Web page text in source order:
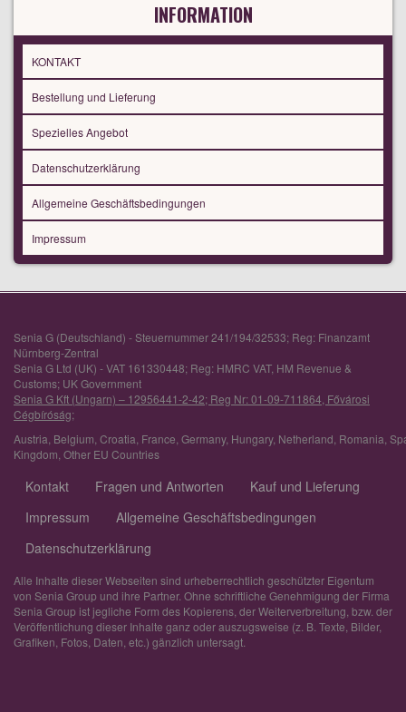
INFORMATION
KONTAKT
Bestellung und Lieferung
Spezielles Angebot
Datenschutzerklärung
Allgemeine Geschäftsbedingungen
Impressum
Senia G (Deutschland) - Steuernummer 241/194/32533; Reg: Finanzamt
Nürnberg-Zentral
Senia G Ltd (UK) - VAT 161330448; Reg: HMRC VAT, HM Revenue &
Customs; UK Government
Senia G Kft (Ungarn) – 12956441-2-42; Reg Nr: 01-09-711864, Fővárosi
Cégbíróság;
Austria Belgium Croatia France Germany, Hungary, Netherland Romania
Kingdom Other EU Countries
Kontakt Fragen und Antworten
Kauf und Lieferung
Impressum
Allgemeine Geschäftsbedingungen
Datenschutzerklärung
Alle Inhalte dieser Webseiten sind urheberrechtlich geschützter Eigentum
von Senia Group und ihre Partner. Ohne schriftliche Genehmigung der Firma
Senia Group ist jegliche Form des Kopierens, der Weiterverbreitung, bzw. der
Veröffentlichung dieser Inhalte ganz oder auszugsweise (z. B. Texte, Bilder,
Grafiken, Fotos, Daten, etc.) gänzlich untersagt.